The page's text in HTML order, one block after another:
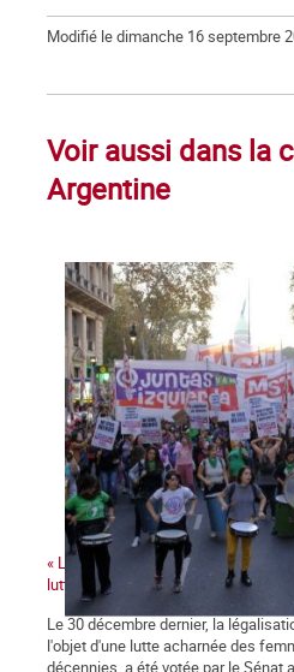
Modifié le dimanche 16 septembre
Voir aussi dans la
Argentine
« La victoire de la légalisation de
luttes de genre »
Le 30 décembre dernier, la
l'objet d'une lutte acharnée des
décennies, a été votée par le Sénat